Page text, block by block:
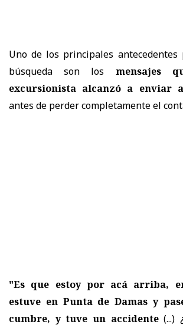
Uno de los principales
búsqueda son los mensajes
excursionista alcanzó a enviar
antes de perder completamente el
"Es que estoy por acá arriba,
estuve en Punta de Damas y
cumbre, y tuve un accidente(...)